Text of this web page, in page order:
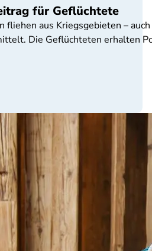
für Geflüchtete
fliehen aus Kriegsgebieten –
Die Geflüchteten erhalten